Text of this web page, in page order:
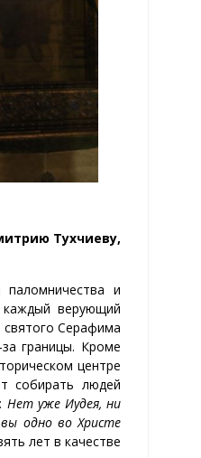
Тухчиеву,
и
верующий
Серафима
границы. Кроме
центре
собирать людей
Нет уже Иудея, ни
одно во Христе
лет в качестве